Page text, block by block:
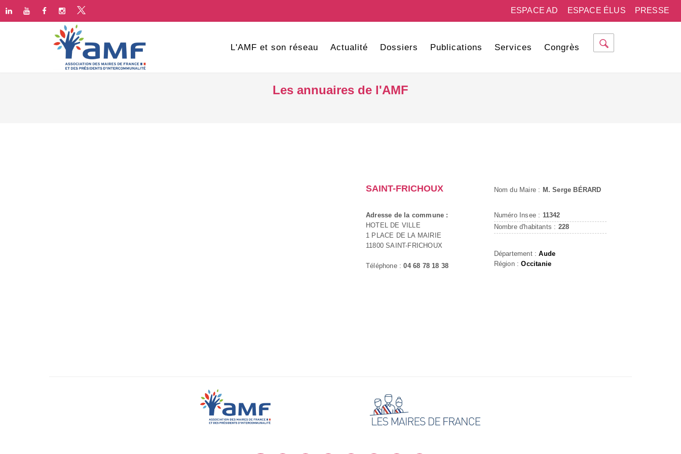
PRESSE
ESPACE ÉLUS
ESPACE AD
L'AMF et son réseau Actualité Dossiers Publications Services Congrès
Les annuaires de l'AMF
SAINT-FRICHOUX
Adresse de la commune :
HOTEL DE VILLE
1 PLACE DE LA MAIRIE
11800 SAINT-FRICHOUX
Téléphone :04 68 78 18 38
Nom du Maire : M. Serge BÉRARD
Numéro Insee : 11342
Nombre d'habitants : 228
Département :Aude
Région :Occitanie